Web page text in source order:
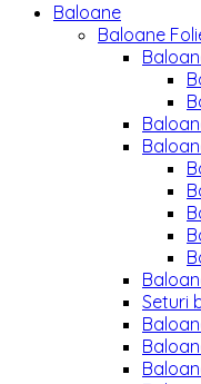
Baloane
Baloane
Seturi